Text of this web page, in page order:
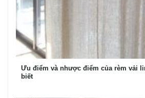
Ưu điểm và nhược điểm của rèm vải
biết